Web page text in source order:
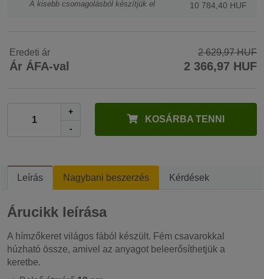
A kisebb csomagolásból készítjük el
10 784,40 HUF
Eredeti ár 2 629,97 HUF
Ár ÁFA-val 2 366,97 HUF
+
-
KOSÁRBA TENNI
Leírás Nagybani beszerzés Kérdések
Árucikk leírása
A hímzőkeret világos fából készült. Fém csavarokkal
húzható össze, amivel az anyagot beleerősíthetjük a
keretbe.